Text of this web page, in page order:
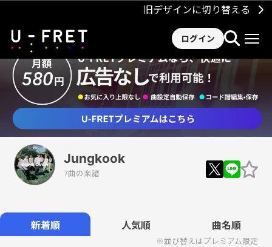
旧デザインに切り替える
ログイン
Jungkook
7曲の楽譜
Unmute
新着順 人気順 曲名順
※並び替えはプレミアム限定